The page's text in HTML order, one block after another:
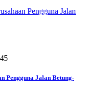
Pengguna Jalan Betung-